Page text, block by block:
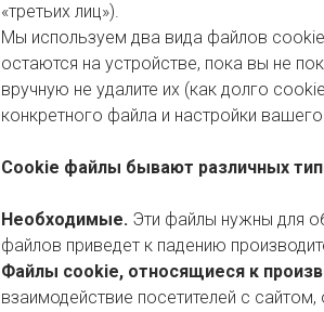
«третьих лиц»).
Мы используем два вида файлов
остаются на устройстве, пока вы не
вручную не удалите их (как долго
конкретного файла и настройки
Cookie файлы бывают различных
Необходимые. Эти файлы нужны для
файлов приведет к падению
Файлы cookie, относящиеся к
взаимодействие посетителей с